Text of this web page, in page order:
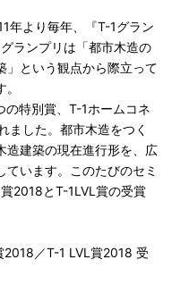
年より毎年、『T-1グラン
ランプリは「都市木造の
」という観点から際立って
特別賞、T-1ホームコネ
ました。都市木造をつく
造建築の現在進行形を、広
ています。このたびのセミ
2018とT-1LVL賞の受賞
2018／T-1 LVL賞2018 受